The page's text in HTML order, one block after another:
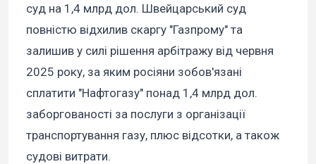
суд на 1,4 млрд дол. Швейцарський суд
повністю відхилив скаргу "Газпрому" та
залишив у силі рішення арбітражу від червня
2025 року, за яким росіяни зобов'язані
сплатити "Нафтогазу" понад 1,4 млрд дол.
заборгованості за послуги з організації
транспортування газу, плюс відсотки, а також
судові витрати.